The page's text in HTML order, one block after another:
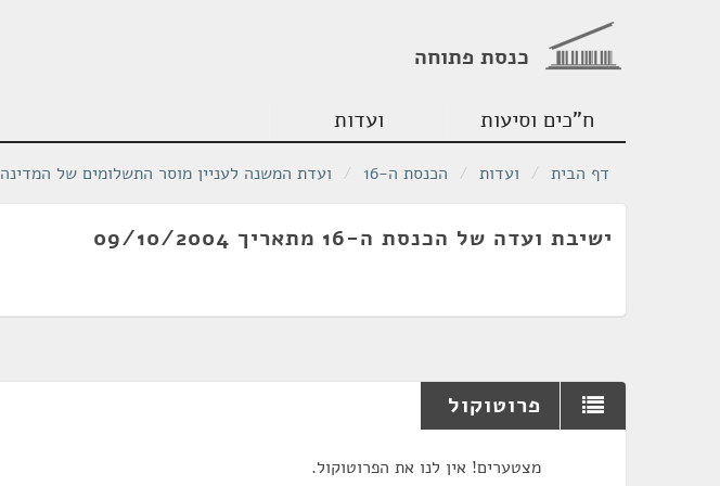
כנסת פתוחה
ח"כים וסיעות ועדות
דף הבית / ועדות / הכנסת ה-16 / ועדת המשנה לעניין מוסר התשלומים של המדינה
ישיבת ועדה של הכנסת ה-16 מתאריך 09/10/2004
פרוטוקול
מצטערים! אין לנו את הפרוטוקול.